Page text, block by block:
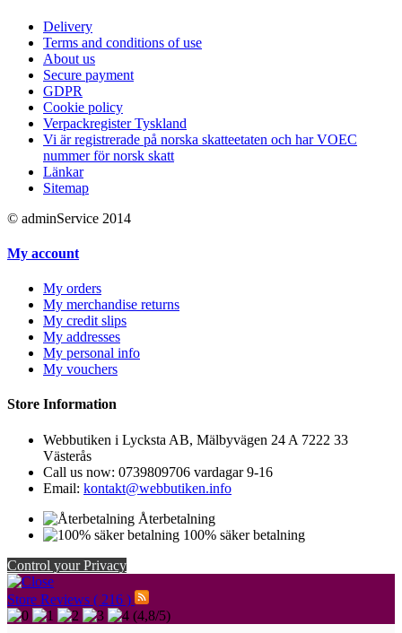
Delivery
Terms and conditions of use
About us
Secure payment
GDPR
Cookie policy
Verpackregister Tyskland
Vi är registrerade på norska skatteetaten och har VOEC
nummer för norsk skatt
Länkar
Sitemap
© adminService 2014
My account
My orders
My merchandise returns
My credit slips
My addresses
My personal info
My vouchers
Store Information
Webbutiken i Lycksta AB, Mälbyvägen 24 A 7222 33
Västerås
Call us now: 0739809706 vardagar 9-16
Email: kontakt@webbutiken.info
Återbetalning
100% säker betalning
Control your Privacy
Store Reviews ( 216 )
(4,8/5)